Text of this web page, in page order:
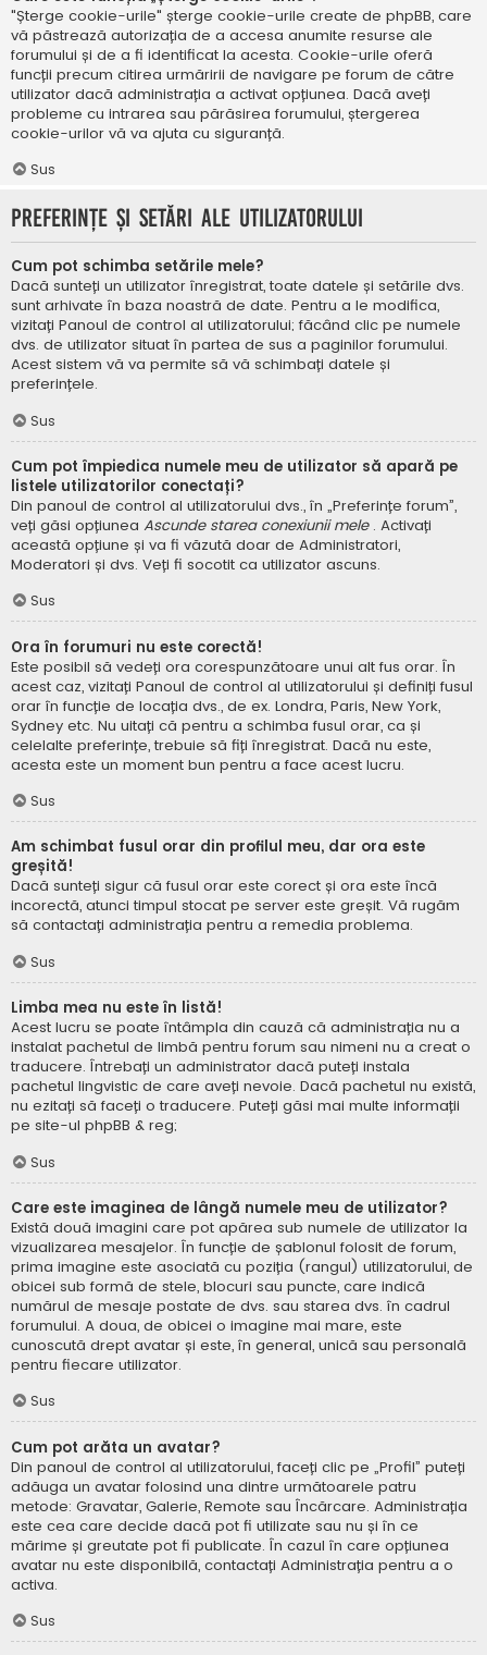
"Șterge cookie-urile" șterge cookie-urile create de phpBB, care
vă păstrează autorizația de a accesa anumite resurse ale
forumului și de a fi identificat la acesta. Cookie-urile oferă
funcții precum citirea urmăririi de navigare pe forum de către
utilizator dacă administrația a activat opțiunea. Dacă aveți
probleme cu intrarea sau părăsirea forumului, ștergerea
cookie-urilor vă va ajuta cu siguranță.
Sus
Preferințe și setări ale utilizatorului
Cum pot schimba setările mele?
Dacă sunteți un utilizator înregistrat, toate datele și setările dvs.
sunt arhivate în baza noastră de date. Pentru a le modifica,
vizitați Panoul de control al utilizatorului; făcând clic pe numele
dvs. de utilizator situat în partea de sus a paginilor forumului.
Acest sistem vă va permite să vă schimbați datele și
preferințele.
Sus
Cum pot împiedica numele meu de utilizator să apară pe
listele utilizatorilor conectați?
Din panoul de control al utilizatorului dvs., în „Preferințe forum”,
veți găsi opțiunea Ascunde starea conexiunii mele . Activați
această opțiune și va fi văzută doar de Administratori,
Moderatori și dvs. Veți fi socotit ca utilizator ascuns.
Sus
Ora în forumuri nu este corectă!
Este posibil să vedeți ora corespunzătoare unui alt fus orar. În
acest caz, vizitați Panoul de control al utilizatorului și definiți fusul
orar în funcție de locația dvs., de ex. Londra, Paris, New York,
Sydney etc. Nu uitați că pentru a schimba fusul orar, ca și
celelalte preferințe, trebuie să fiți înregistrat. Dacă nu este,
acesta este un moment bun pentru a face acest lucru.
Sus
Am schimbat fusul orar din profilul meu, dar ora este
greșită!
Dacă sunteți sigur că fusul orar este corect și ora este încă
incorectă, atunci timpul stocat pe server este greșit. Vă rugăm
să contactați administrația pentru a remedia problema.
Sus
Limba mea nu este în listă!
Acest lucru se poate întâmpla din cauză că administrația nu a
instalat pachetul de limbă pentru forum sau nimeni nu a creat o
traducere. Întrebați un administrator dacă puteți instala
pachetul lingvistic de care aveți nevoie. Dacă pachetul nu există,
nu ezitați să faceți o traducere. Puteți găsi mai multe informații
pe site-ul phpBB & reg;
Sus
Care este imaginea de lângă numele meu de utilizator?
Există două imagini care pot apărea sub numele de utilizator la
vizualizarea mesajelor. În funcție de șablonul folosit de forum,
prima imagine este asociată cu poziția (rangul) utilizatorului, de
obicei sub formă de stele, blocuri sau puncte, care indică
numărul de mesaje postate de dvs. sau starea dvs. în cadrul
forumului. A doua, de obicei o imagine mai mare, este
cunoscută drept avatar și este, în general, unică sau personală
pentru fiecare utilizator.
Sus
Cum pot arăta un avatar?
Din panoul de control al utilizatorului, faceți clic pe „Profil” puteți
adăuga un avatar folosind una dintre următoarele patru
metode: Gravatar, Galerie, Remote sau Încărcare. Administrația
este cea care decide dacă pot fi utilizate sau nu și în ce
mărime și greutate pot fi publicate. În cazul în care opțiunea
avatar nu este disponibilă, contactați Administrația pentru a o
activa.
Sus